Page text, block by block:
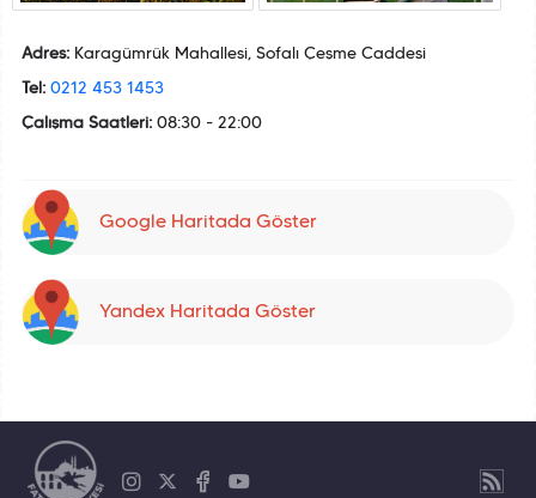
Adres:Karagümrük Mahallesi, Sofalı Çeşme Caddesi
Tel: 0212 453 1453
Çalışma Saatleri: 08:30 - 22:00
Google Haritada Göster
Yandex Haritada Göster